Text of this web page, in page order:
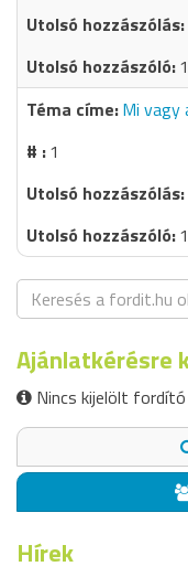
Mi vagy
1
Ajánlatkérésre
Nincs kijelölt fordító
Hírek